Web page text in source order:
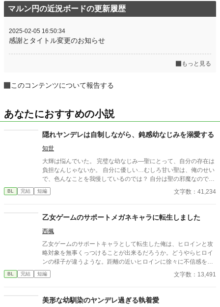
マルン円の近況ボードの更新履歴
2025-02-05 16:50:34
感謝とタイトル変更のお知らせ
もっと見る
このコンテンツについて報告する
あなたにおすすめの小説
隠れヤンデレは自制しながら、鈍感幼なじみを溺愛する
知世
大輝は悩んでいた。 完璧な幼なじみ―聖にとって、自分の存在は
負担なんじゃないか。 自分に優しい…むしろ甘い聖は、俺のせい
で、色んなことを我慢しているのでは？ 自分は聖の邪魔なので
は？ ネガティブな思考に陥った大輝は、ある日、決断する。 幼な
じみ離れをしよう、と。 一方で、聖もまた、悩んでいた。 彼は狂
情を、暴走してしまいそうな心身を、理性でひたすら耐えてい
た。 心から愛する人を、大切にしたい、慈しみたい、その一心
で。 大輝が望むなら、ずっと親友でいるよ。頼りになって、甘え
られる、そんな幼なじみのままでいい。 だから、せめて、隣にい
たい。一生。死ぬまで共にいよう、大輝。 それが叶わないなら、
俺は…。俺は、大輝の望む、幼なじみで親友の聖、ではいられな
ンプの時、思い付いたので書きました） 受けと攻め、交互に視点
致します。
BL 完結 短編 文字数：41,234
乙女ゲームのサポートメガネキャラに転生しました
西楓
乙女ゲームのサポートキャラとして転生した俺は、ヒロインと攻
略対象を無事くっつけることが出来るだろうか。どうやらヒロイ
ンの様子が違うような。距離の近いヒロインに徐々に不信感を抱
く攻略対象。何故か攻略対象が接近してきて… ほのほのです。 ※
有難いことに別サイトでその後の話をご希望されました（嬉しい
BL 完結 短編 文字数：13,491
美形な幼馴染のヤンデレ過ぎる執着愛